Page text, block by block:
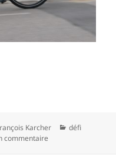
Karcher Catégories
défi
commentaire